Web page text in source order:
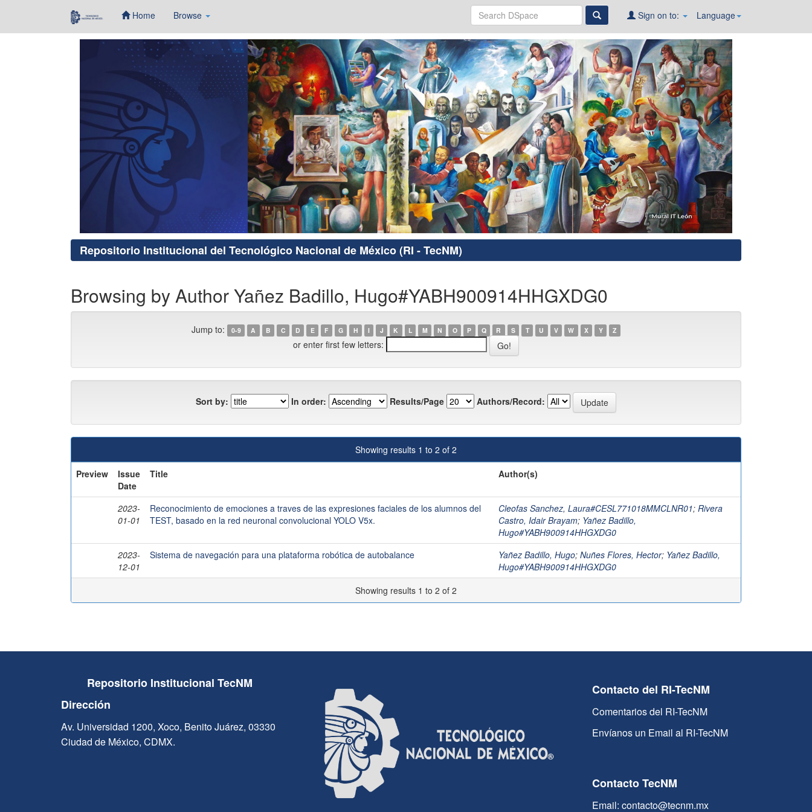
Home Browse Language
Sign on to:
Repositorio Institucional del Tecnológico Nacional de México (RI - TecNM)
Browsing by Author Yañez Badillo, Hugo#YABH900914HHGXDG0
Jump to: 0-9 A B C D E F G H I J K L M N O P Q R S T U V W X Y Z
or enter first few letters:
Sort by: In order: Results/Page Authors/Record:
Showing results 1 to 2 of 2
Preview
Issue
Date
Title Author(s)
2023-
01-01
Reconocimiento de emociones a traves de las expresiones faciales de los alumnos del
TEST, basado en la red neuronal convolucional YOLO V5x.
Cleofas Sanchez, Laura#CESL771018MMCLNR01; Rivera
Castro, Idair Brayam; Yañez Badillo,
Hugo#YABH900914HHGXDG0
2023-
12-01
Sistema de navegación para una plataforma robótica de autobalance Yañez Badillo, Hugo; Nuñes Flores, Hector; Yañez Badillo,
Hugo#YABH900914HHGXDG0
Showing results 1 to 2 of 2
Repositorio Institucional TecNM
Dirección
Av. Universidad 1200, Xoco, Benito Juárez, 03330
Ciudad de México, CDMX.
Contacto del RI-TecNM
Comentarios del RI-TecNM
Envíanos un Email al RI-TecNM
Contacto TecNM
Email: contacto@tecnm.mx